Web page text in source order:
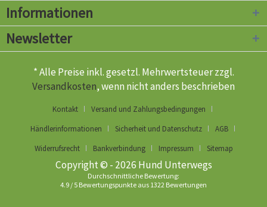
Informationen
Newsletter
* Alle Preise inkl. gesetzl. Mehrwertsteuer zzgl.
Versandkosten, wenn nicht anders beschrieben
Kontakt
Versand und Zahlungsbedingungen
Händlerinformationen
Sicherheit und Datenschutz
AGB
Widerrufsrecht
Bankverbindung Impressum Sitemap
Copyright © - 2026 Hund Unterwegs
Durchschnittliche Bewertung:
4.9 / 5 Bewertungspunkte aus 1322 Bewertungen